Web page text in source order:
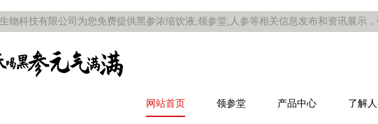
物科技有限公司为您免费提供黑参浓缩饮液,领参堂,人参等相关信息发布和资讯展示
网站首页 领参堂 产品中心 了解